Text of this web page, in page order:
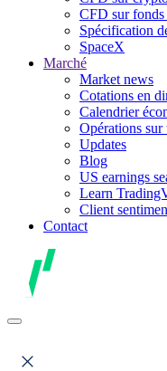
CFD sur
Spécification
SpaceX
Marché
Market news
Cotations en
Calendrier
Opérations sur
Updates
Blog
US earnings
Learn
Client
Contact